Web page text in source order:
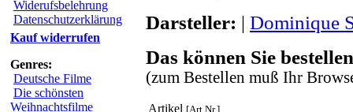
Widerufsbelehrung
Datenschutzerklärung
Kauf widerrufen
Genres:
Deutsche Filme
Die schönsten
Weihnachtsfilme
Darsteller: | Dominique
Das können Sie
(zum Bestellen muß Ihr
Artikel [Art.Nr.]